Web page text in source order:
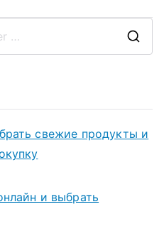
свежие продукты и
и выбрать